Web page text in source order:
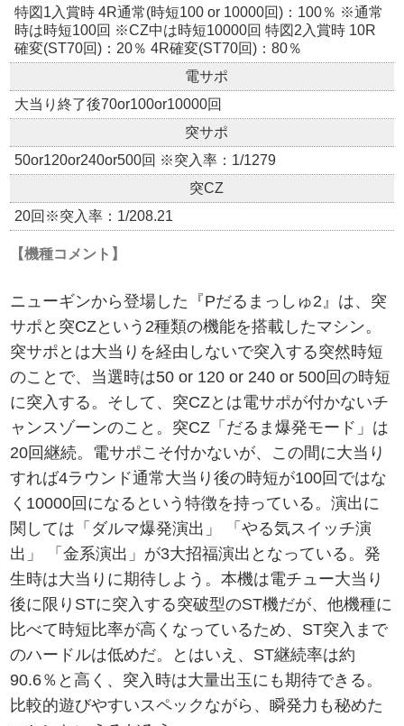
特図1入賞時 4R通常(時短100 or 10000回)：100％ ※通常
時は時短100回 ※CZ中は時短10000回 特図2入賞時 10R
確変(ST70回)：20％ 4R確変(ST70回)：80％
電サポ
大当り終了後70or100or10000回
突サポ
50or120or240or500回 ※突入率：1/1279
突CZ
20回※突入率：1/208.21
【機種コメント】
ニューギンから登場した『Pだるまっしゅ2』は、突
サポと突CZという2種類の機能を搭載したマシン。
突サポとは大当りを経由しないで突入する突然時短
のことで、当選時は50 or 120 or 240 or 500回の時短
に突入する。そして、突CZとは電サポが付かないチ
ャンスゾーンのこと。突CZ「だるま爆発モード」は
20回継続。電サポこそ付かないが、この間に大当り
すれば4ラウンド通常大当り後の時短が100回ではな
く10000回になるという特徴を持っている。演出に
関しては「ダルマ爆発演出」 「やる気スイッチ演
出」 「金系演出」が3大招福演出となっている。発
生時は大当りに期待しよう。本機は電チュー大当り
後に限りSTに突入する突破型のST機だが、他機種に
比べて時短比率が高くなっているため、ST突入まで
のハードルは低めだ。とはいえ、ST継続率は約
90.6％と高く、突入時は大量出玉にも期待できる。
比較的遊びやすいスペックながら、瞬発力も秘めた